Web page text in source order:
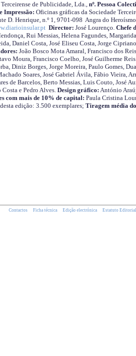
de Publicidade, Lda., nº. Pessoa
Impressão: Oficinas gráficas da Sociedade
D. Henrique, n.º 1, 9701-098 Angra do
Director: José Lourenço. Chefe
Rui Messias, Helena Fagundes,
Daniel Costa, José Eliseu Costa, Jorge
João Bosco Mota Amaral, Francisco dos
Moura, Francisco Coelho, José Guilherme
Diniz Borges, Jorge Moreira, Paulo Gomes,
Soares, José Gabriel Ávila, Fábio Vieira,
de Barcelos, Berto Messias, Luis Couto, José
e Pedro Alves.Design gráfico: António
com mais de 10% de capital: Paula Cristina
edição: 3.500 exemplares; Tiragem média
Contactos Ficha técnica Edição electrónica Estatuto Editorial